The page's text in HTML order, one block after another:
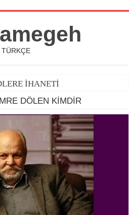
TÜRKÇE
İHANETİ
DÖLEN KİMDİR